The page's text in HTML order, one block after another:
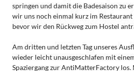
springen und damit die Badesaison zu
wir uns noch einmal kurz im
bevor wir den Rückweg zum Hostel
Am dritten und letzten Tag unseres
wieder leicht unausgeschlafen mit
Spaziergang zur AntiMatterFactory los.